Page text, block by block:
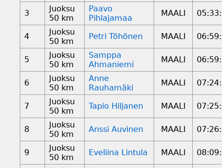
3
Juoksu
50 km
Paavo
Pihlajamaa
MAALI
4
Juoksu
50 km
Petri Töhönen MAALI
5
Juoksu
50 km
Samppa
Ahmaniemi
MAALI
6
Juoksu
50 km
Anne
Rauhamäki
MAALI
7
Juoksu
50 km
Tapio Hiljanen MAALI
8
Juoksu
50 km
Anssi Auvinen MAALI
9
Juoksu
50 km
Eveliina Lintula MAALI